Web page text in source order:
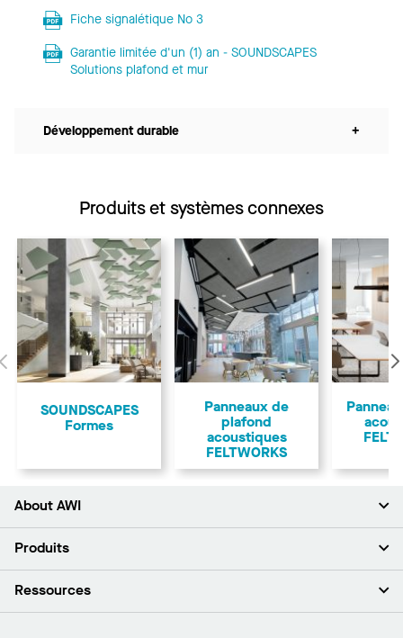
Fiche signalétique No 3
Garantie limitée d'un (1) an - SOUNDSCAPES
Solutions plafond et mur
Développement durable +
Produits et systèmes connexes
Précédent
SOUNDSCAPES
Formes
Panneaux de
plafond
acoustiques
FELTWORKS
About AWI
À propos de nous
Espace presse
Produits
Plafonds
Ressources